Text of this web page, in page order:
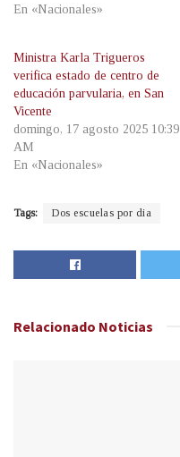
En «Nacionales»
Ministra Karla Trigueros
verifica estado de centro de
educación parvularia, en San
Vicente
domingo, 17 agosto 2025 10:39
AM
En «Nacionales»
Tags: Dos escuelas por dia
Relacionado Noticias